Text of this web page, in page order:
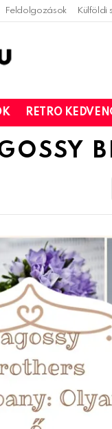
Feldolgozások Külföldi
RETRO